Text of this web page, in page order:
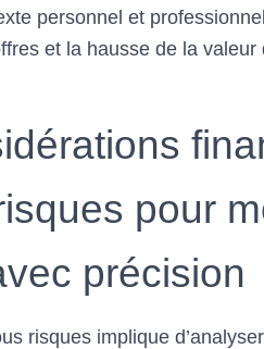
personnel et
et la hausse de la
pour
précision
risques implique